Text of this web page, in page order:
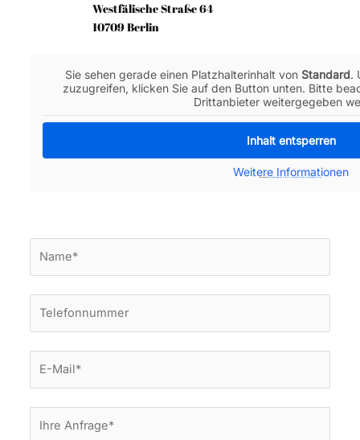
Westfälische Straße 64
10709 Berlin
Sie sehen gerade einen Platzhalterinhalt von Standard.
zuzugreifen, klicken Sie auf den Button unten. Bitte
Drittanbieter weitergegeben
Inhalt entsperren
Weitere Informationen